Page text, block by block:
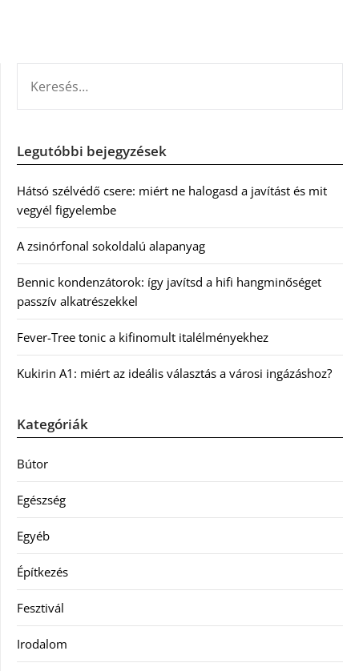
Legutóbbi bejegyzések
Hátsó szélvédő csere: miért ne halogasd a javítást és mit
vegyél figyelembe
A zsinórfonal sokoldalú alapanyag
Bennic kondenzátorok: így javítsd a hifi hangminőséget
passzív alkatrészekkel
Fever-Tree tonic a kifinomult italélményekhez
Kukirin A1: miért az ideális választás a városi ingázáshoz?
Kategóriák
Bútor
Egészség
Egyéb
Építkezés
Fesztivál
Irodalom